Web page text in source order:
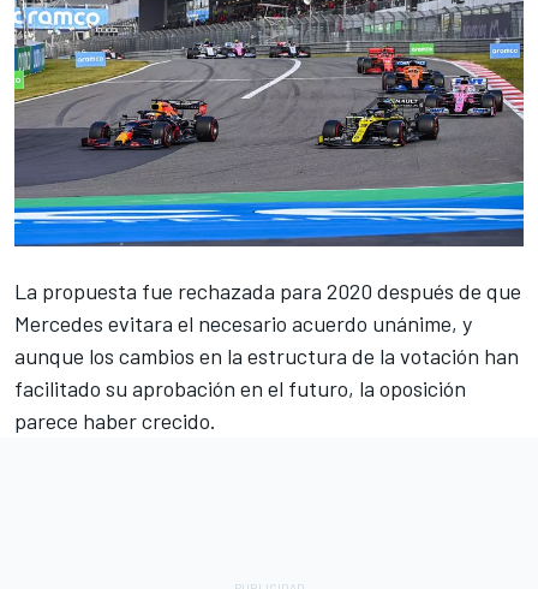
La propuesta fue rechazada para 2020 después de que
Mercedes evitara el necesario acuerdo unánime, y
aunque los cambios en la estructura de la votación han
facilitado su aprobación en el futuro, la oposición
parece haber crecido.